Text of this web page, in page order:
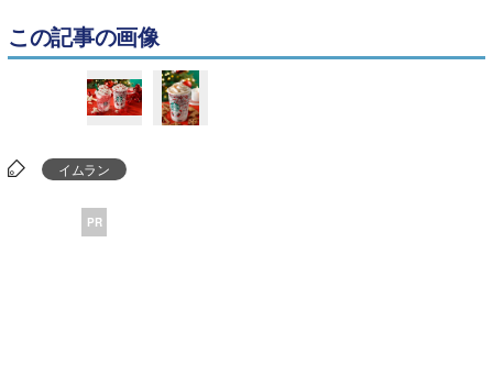
この記事の画像
イムラン
PR